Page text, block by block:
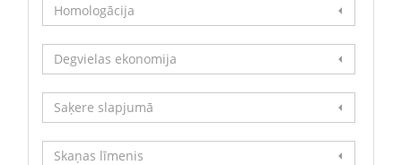
Homologācija
Degvielas ekonomija
Saķere slapjumā
Skaņas līmenis